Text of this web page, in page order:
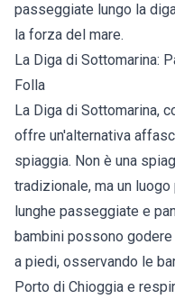
passeggiate lungo la
la forza del mare.
La Diga di Sottomarina:
Folla
La Diga di Sottomarina,
offre un'alternativa
spiaggia. Non è una
tradizionale, ma un
lunghe passeggiate e
bambini possono
a piedi, osservando le
Porto di Chioggia e